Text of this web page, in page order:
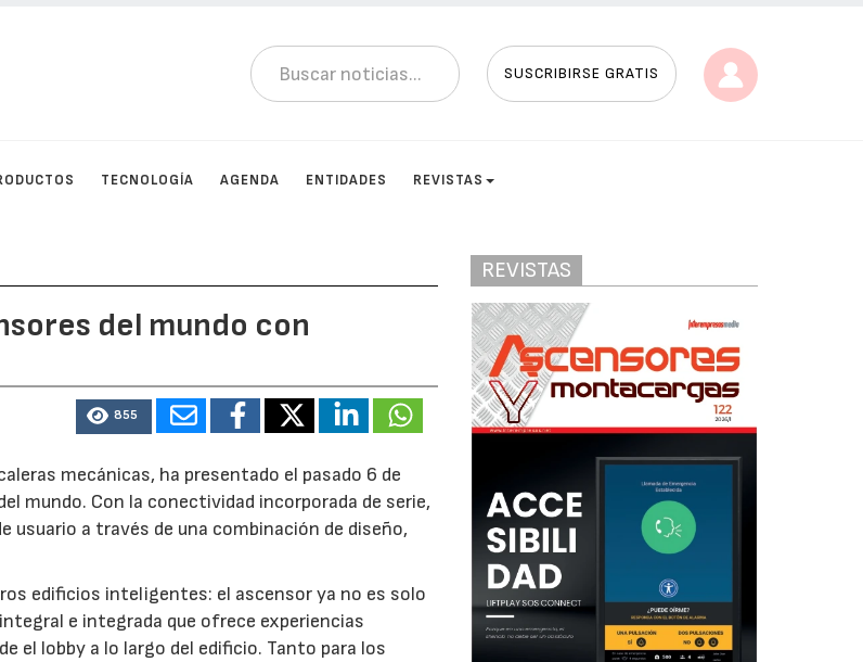
SUSCRIBIRSE GRATIS
TECNOLOGÍA AGENDA ENTIDADES REVISTAS
del mundo con
855
mecánicas, ha presentado el pasado 6 de
mundo. Con la conectividad incorporada de serie,
usuario a través de una combinación de diseño,
edificios inteligentes: el ascensor ya no es solo
e integrada que ofrece experiencias
el lobby a lo largo del edificio. Tanto para los
REVISTAS